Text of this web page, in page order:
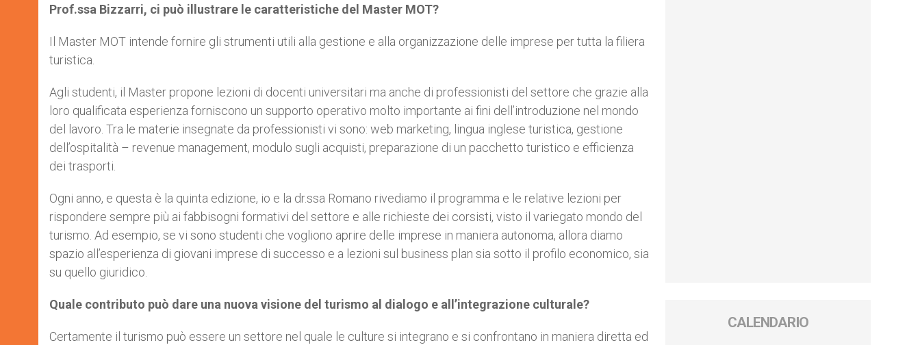
Prof.ssa Bizzarri, ci può illustrare le caratteristiche del Master MOT?
Il Master MOT intende fornire gli strumenti utili alla gestione e alla organizzazione delle imprese per tutta la filiera
turistica.
Agli studenti, il Master propone lezioni di docenti universitari ma anche di professionisti del settore che grazie alla
loro qualificata esperienza forniscono un supporto operativo molto importante ai fini dell’introduzione nel mondo
del lavoro. Tra le materie insegnate da professionisti vi sono: web marketing, lingua inglese turistica, gestione
dell’ospitalità – revenue management, modulo sugli acquisti, preparazione di un pacchetto turistico e efficienza
dei trasporti.
Ogni anno, e questa è la quinta edizione, io e la dr.ssa Romano rivediamo il programma e le relative lezioni per
rispondere sempre più ai fabbisogni formativi del settore e alle richieste dei corsisti, visto il variegato mondo del
turismo. Ad esempio, se vi sono studenti che vogliono aprire delle imprese in maniera autonoma, allora diamo
spazio all’esperienza di giovani imprese di successo e a lezioni sul business plan sia sotto il profilo economico, sia
su quello giuridico.
Quale contributo può dare una nuova visione del turismo al dialogo e all’integrazione culturale?
Certamente il turismo può essere un settore nel quale le culture si integrano e si confrontano in maniera diretta ed
CALENDARIO